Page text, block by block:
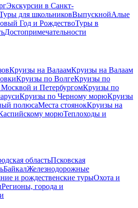
Экскурсии в Санкт-
для школьниковВыпускнойАлые
Год и РождествоТуры в
Достопримечательности
Круизы на ВалаамКруизы на Валаам
Круизы по ВолгеКруизы по
и ПетербургомКруизы по
Круизы по Черному морюКруизы
полюсаМеста стоянокКруизы на
морюТеплоходы и
областьПсковская
БайкалЖелезнодорожные
и рождественские турыОхота и
Регионы, города и